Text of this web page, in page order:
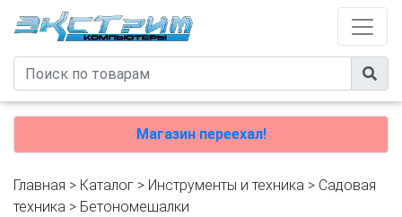
Магазин переехал!
Главная > Каталог > Инструменты и техника > Садовая
техника > Бетономешалки